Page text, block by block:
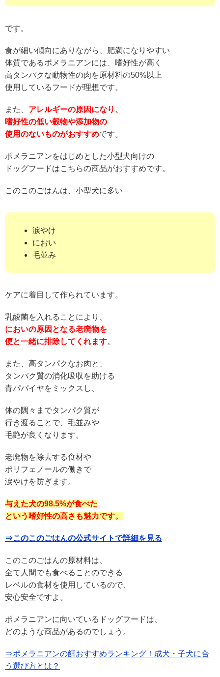
です。
食が細い傾向にありながら、肥満になりやすい
体質であるポメラニアンには、嗜好性が高く
高タンパクな動物性の肉を原材料の50%以上
使用しているフードが理想です。
また、 アレルギーの原因になり、
嗜好性の低い穀物や添加物の
使用のないものがおすすめです。
ポメラニアンをはじめとした小型犬向けの
ドッグフードはこちらの商品がおすすめです。
このこのごはんは、小型犬に多い
涙やけ
におい
毛並み
ケアに着目して作られています。
乳酸菌を入れることにより、
においの原因となる老廃物を
便と一緒に排除してくれます。
また、高タンパクなお肉と、
タンパク質の消化吸収を助ける
青パパイヤをミックスし、
体の隅々までタンパク質が
行き渡ることで、毛並みや
毛艶が良くなります。
老廃物を除去する食材や
ポリフェノールの働きで
涙やけを防ぎます。
与えた犬の98.5%が食べた
という嗜好性の高さも魅力です。
⇒このこのごはんの公式サイトで詳細を見る
このこのごはんの原材料は、
全て人間でも食べることのできる
レベルの食材を使用しているので、
安心安全ですよ。
ポメラニアンに向いているドッグフードは、
どのような商品があるのでしょう。
⇒ポメラニアンの餌おすすめランキング！成犬・子犬に合
う選び方とは？